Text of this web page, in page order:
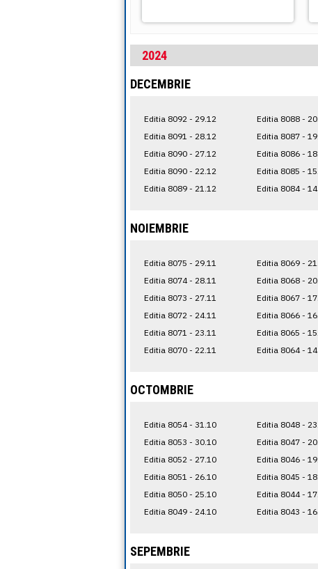
2024
DECEMBRIE
Editia 8092 - 29.12
Editia 8091 - 28.12
Editia 8090 - 27.12
Editia 8090 - 22.12
Editia 8089 - 21.12
Editia 8088 -
Editia 8087 -
Editia 8086 -
Editia 8085 -
Editia 8084 -
NOIEMBRIE
Editia 8075 - 29.11
Editia 8074 - 28.11
Editia 8073 - 27.11
Editia 8072 - 24.11
Editia 8071 - 23.11
Editia 8070 - 22.11
Editia 8069 -
Editia 8068 -
Editia 8067 -
Editia 8066 -
Editia 8065 -
Editia 8064 -
OCTOMBRIE
Editia 8054 - 31.10
Editia 8053 - 30.10
Editia 8052 - 27.10
Editia 8051 - 26.10
Editia 8050 - 25.10
Editia 8049 - 24.10
Editia 8048 -
Editia 8047 -
Editia 8046 -
Editia 8045 -
Editia 8044 -
Editia 8043 -
SEPEMBRIE